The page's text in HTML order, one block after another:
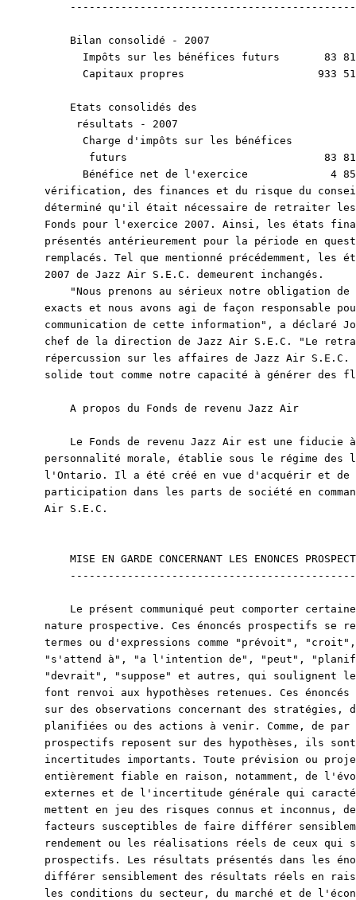
    Bilan consolidé - 2007
Impôts sur les bénéfices futurs       83
Capitaux propres                     933
    Etats consolidés des
     résultats - 2007
      Charge d'impôts sur les bénéfices
futurs                               83
Bénéfice net de l'exercice             4
vérification, des finances et du risque du
déterminé qu'il était nécessaire de retraiter
Fonds pour l'exercice 2007. Ainsi, les états
présentés antérieurement pour la période en
remplacés. Tel que mentionné précédemment,
2007 de Jazz Air S.E.C. demeurent inchangés.
"Nous prenons au sérieux notre obligation de
exacts et nous avons agi de façon responsable
communication de cette information", a déclaré
chef de la direction de Jazz Air S.E.C. "Le
répercussion sur les affaires de Jazz Air S.E.C.
solide tout comme notre capacité à générer des
    A propos du Fonds de revenu Jazz Air
Le Fonds de revenu Jazz Air est une fiducie
personnalité morale, établie sous le régime des
l'Ontario. Il a été créé en vue d'acquérir et de
participation dans les parts de société en
Air S.E.C.
MISE EN GARDE CONCERNANT LES ENONCES
Le présent communiqué peut comporter
nature prospective. Ces énoncés prospectifs se
termes ou d'expressions comme "prévoit",
"s'attend à", "a l'intention de", "peut",
"devrait", "suppose" et autres, qui soulignent
font renvoi aux hypothèses retenues. Ces
sur des observations concernant des
planifiées ou des actions à venir. Comme, de
prospectifs reposent sur des hypothèses, ils
incertitudes importants. Toute prévision ou
entièrement fiable en raison, notamment, de
externes et de l'incertitude générale qui
mettent en jeu des risques connus et inconnus,
facteurs susceptibles de faire différer
rendement ou les réalisations réels de ceux qui
prospectifs. Les résultats présentés dans les
différer sensiblement des résultats réels en
les conditions du secteur, du marché et de